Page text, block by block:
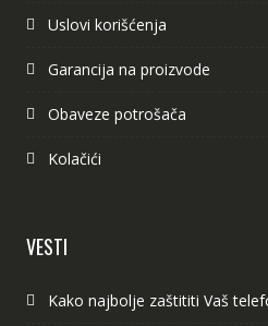
Uslovi korišćenja
Garancija na proizvode
Obaveze potrošača
Kolačići
VESTI
Kako najbolje zaštititi Vaš